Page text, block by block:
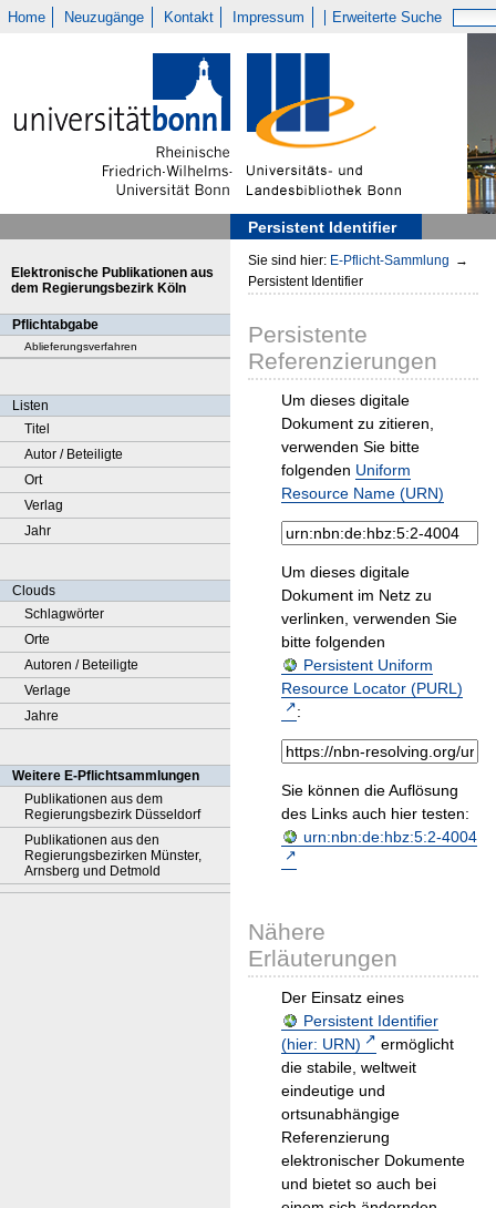
Home Neuzugänge Kontakt Impressum Erweiterte Suche
Persistent Identifier
Elektronische Publikationen aus
dem Regierungsbezirk Köln
Pflichtabgabe
Ablieferungsverfahren
Listen
Titel
Autor / Beteiligte
Ort
Verlag
Jahr
Clouds
Schlagwörter
Orte
Autoren / Beteiligte
Verlage
Jahre
Weitere E-Pflichtsammlungen
Publikationen aus dem
Regierungsbezirk Düsseldorf
Publikationen aus den
Regierungsbezirken Münster,
Arnsberg und Detmold
Sie sind hier: E-Pflicht-Sammlung →
Persistent Identifier
Persistente
Referenzierungen
Um dieses digitale
Dokument zu zitieren,
verwenden Sie bitte
folgenden Uniform
Resource Name (URN)
Um dieses digitale
Dokument im Netz zu
verlinken, verwenden Sie
bitte folgenden
Persistent Uniform
Resource Locator (PURL)
:
Sie können die Auflösung
des Links auch hier testen:
urn:nbn:de:hbz:5:2-4004
Nähere
Erläuterungen
Der Einsatz eines
Persistent Identifier
(hier: URN)
ermöglicht
die stabile, weltweit
eindeutige und
ortsunabhängige
Referenzierung
elektronischer Dokumente
und bietet so auch bei